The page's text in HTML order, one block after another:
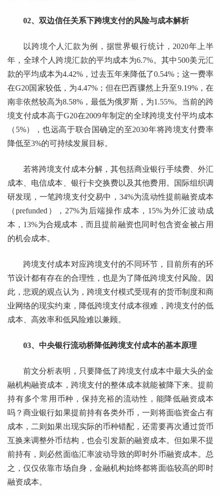
02、双边信任关系下跨境支付的风险与成本解析
以跨境个人汇款为例，据世界银行统计，2020年上半
年，全球个人跨境汇款的平均成本为6.7%。其中500美元汇
款的平均成本为4.42%，过去五年来降低了0.54%；这一费率
在G20国家较低，为4.47%；但在巴西骤然上升至9.19%，在
南非依然较高为8.58%，最低为俄罗斯，为1.55%。当前的跨
境支付成本高于G20在2009年制定的全球跨境支付平均成本
（5%），也远高于联合国确定的至2030年将跨境支付费率
降低至3%的可持续发展目标。
若将跨境支付成本分解，其包括商业银行手续费、外汇
成本、电信成本、银行卡交换费以及其他费用。国际组织调
研发现，一笔跨境支付交易中，34%为流动性提前融资成本
（prefunded），27%为后端操作成本，15%为外汇波动成
本，13%为合规成本，而且提前融资也同时包含资金被占用
的机会成本。
跨境支付成本对应跨境支付的不同环节，目前所有的环
节设计都有存在的合理性，也是为了降低跨境支付风险。因
此，悲观的观点认为，跨境支付模式受现有的货币制度和商
业网络的现实约束，降低跨境支付成本很难，跨境支付的低
成本、高效率和低风险难以兼顾。
03、中央银行流动桥降低跨境支付成本的基本原理
前文分析表明，只要降低了跨境支付成本中最大头的金
融机构融资成本，跨境支付的整体成本就能被降下来。提前
持有多个常用币种，保持充裕的流动性，能降低融资成本
吗？商业银行如果提前持有各类外币，一则将面临资金占有
成本，二则如果出现实际的币种错配，还需要再次通过货币
互换来调整外币结构，也会引发新的融资成本。但如果不提
前持有，则必然面临汇率波动导致的即时外币融资成本。总
之，仅仅依靠市场自身，金融机构始终都将面临较高的即时
融资成本。